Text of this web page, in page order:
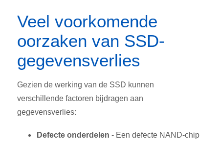
Veel voorkomende
oorzaken van SSD-
gegevensverlies
Gezien de werking van de SSD kunnen
verschillende factoren bijdragen aan
gegevensverlies:
Defecte onderdelen - Een defecte NAND-chip